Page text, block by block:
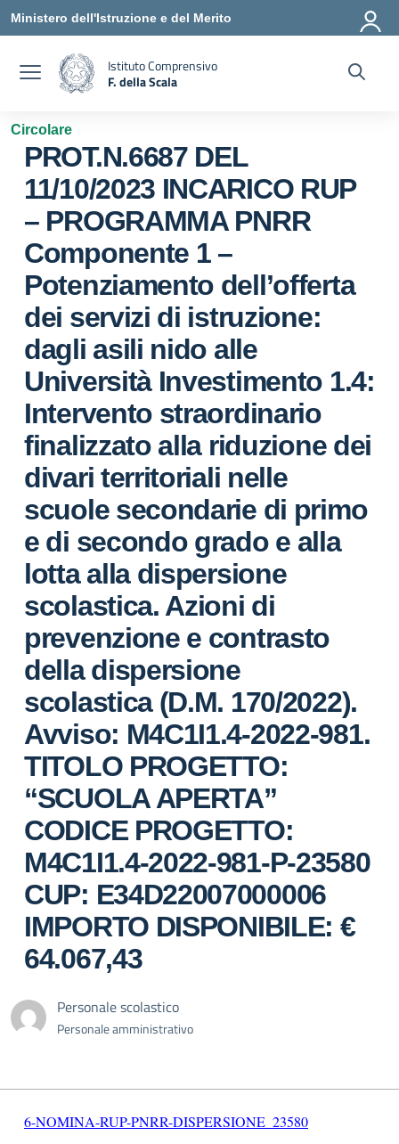
Vai ai contenuti
Vai al menu di navigazione
Vai al footer
Ministero dell'Istruzione e del Merito
Istituto Comprensivo
F. della Scala
Circolare
PROT.N.6687 DEL
11/10/2023 INCARICO RUP
– PROGRAMMA PNRR
Componente 1 –
Potenziamento dell’offerta
dei servizi di istruzione:
dagli asili nido alle
Università Investimento 1.4:
Intervento straordinario
finalizzato alla riduzione dei
divari territoriali nelle
scuole secondarie di primo
e di secondo grado e alla
lotta alla dispersione
scolastica. Azioni di
prevenzione e contrasto
della dispersione
scolastica (D.M. 170/2022).
Avviso: M4C1I1.4-2022-981.
TITOLO PROGETTO:
“SCUOLA APERTA”
CODICE PROGETTO:
M4C1I1.4-2022-981-P-23580
CUP: E34D22007000006
IMPORTO DISPONIBILE: €
64.067,43
Personale scolastico
Personale amministrativo
6-NOMINA-RUP-PNRR-DISPERSIONE_23580